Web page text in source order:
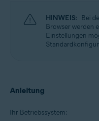
HINWEIS: Bei
Browser werden
Einstellungen
Anleitung
Ihr Betriebssystem: